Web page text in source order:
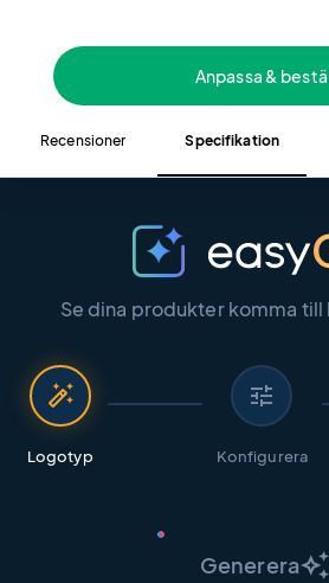
Anpassa &
Recensioner Specifikation
Se dina produkter komma till
auto_fix_high
Logotyp
tune
Konfigurera
Genereraauto_awesome